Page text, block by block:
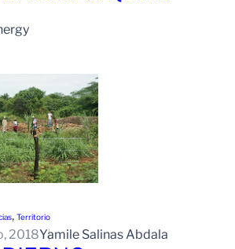
, Territorio
2018Yamile Salinas Abdala